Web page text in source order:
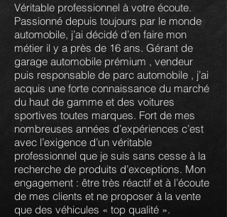
Véritable professionnel à votre écoute.
Passionné depuis toujours par le monde
automobile, j’ai décidé d’en faire mon
métier il y a près de 16 ans. Gérant de
garage automobile prémium , vendeur
puis responsable de parc automobile , j’ai
acquis une forte connaissance du marché
du haut de gamme et des voitures
sportives toutes marques. Fort de mes
nombreuses années d’expériences c’est
avec l’exigence d’un véritable
professionnel que je suis sans cesse à la
recherche de produits d’exceptions. Mon
engagement : être très réactif et à l’écoute
de mes clients et ne proposer à la vente
que des véhicules « top qualité ».